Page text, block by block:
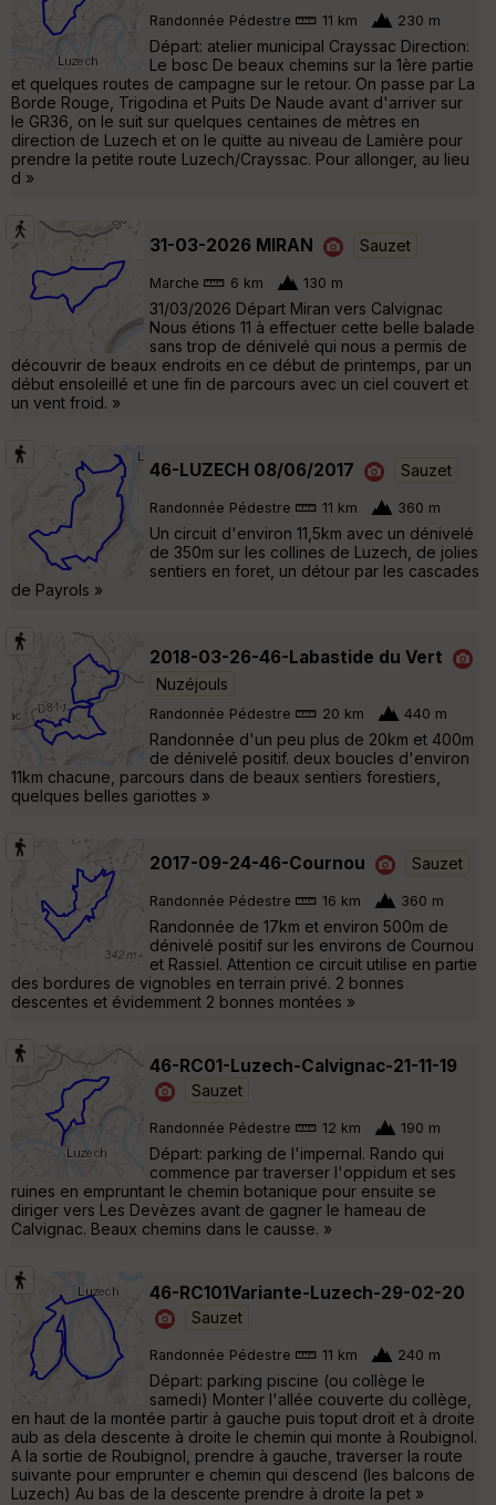
Randonnée Pédestre 11 km 230 m
Départ: atelier municipal Crayssac Direction:
Le bosc De beaux chemins sur la 1ère partie
et quelques routes de campagne sur le retour. On passe par La
Borde Rouge, Trigodina et Puits De Naude avant d'arriver sur
le GR36, on le suit sur quelques centaines de mètres en
direction de Luzech et on le quitte au niveau de Lamière pour
prendre la petite route Luzech/Crayssac. Pour allonger, au lieu
d »
31-03-2026 MIRAN Sauzet
Marche 6 km 130 m
31/03/2026 Départ Miran vers Calvignac
Nous étions 11 à effectuer cette belle balade
sans trop de dénivelé qui nous a permis de
découvrir de beaux endroits en ce début de printemps, par un
début ensoleillé et une fin de parcours avec un ciel couvert et
un vent froid. »
46-LUZECH 08/06/2017 Sauzet
Randonnée Pédestre 11 km 360 m
Un circuit d'environ 11,5km avec un dénivelé
de 350m sur les collines de Luzech, de jolies
sentiers en foret, un détour par les cascades
de Payrols »
2018-03-26-46-Labastide du Vert
Nuzéjouls
Randonnée Pédestre 20 km 440 m
Randonnée d'un peu plus de 20km et 400m
de dénivelé positif. deux boucles d'environ
11km chacune, parcours dans de beaux sentiers forestiers,
quelques belles gariottes »
2017-09-24-46-Cournou Sauzet
Randonnée Pédestre 16 km 360 m
Randonnée de 17km et environ 500m de
dénivelé positif sur les environs de Cournou
et Rassiel. Attention ce circuit utilise en partie
des bordures de vignobles en terrain privé. 2 bonnes
descentes et évidemment 2 bonnes montées »
46-RC01-Luzech-Calvignac-21-11-19
Sauzet
Randonnée Pédestre 12 km 190 m
Départ: parking de l'impernal. Rando qui
commence par traverser l'oppidum et ses
ruines en empruntant le chemin botanique pour ensuite se
diriger vers Les Devèzes avant de gagner le hameau de
Calvignac. Beaux chemins dans le causse. »
46-RC101Variante-Luzech-29-02-20
Sauzet
Randonnée Pédestre 11 km 240 m
Départ: parking piscine (ou collège le
samedi) Monter l'allée couverte du collège,
en haut de la montée partir à gauche puis toput droit et à droite
aub as dela descente à droite le chemin qui monte à Roubignol.
A la sortie de Roubignol, prendre à gauche, traverser la route
suivante pour emprunter e chemin qui descend (les balcons de
Luzech) Au bas de la descente prendre à droite la pet »